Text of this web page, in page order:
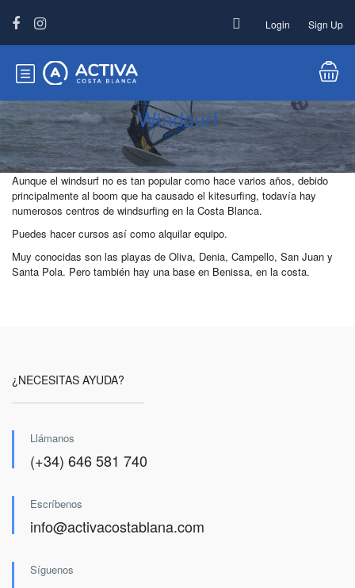
Login Sign Up
Windsurf
Aunque el windsurf no es tan popular como hace varios años, debido
principalmente al boom que ha causado el kitesurfing, todavía hay
numerosos centros de windsurfing en la Costa Blanca.
Puedes hacer cursos así como alquilar equipo.
Muy conocidas son las playas de Oliva, Denia, Campello, San Juan y
Santa Pola. Pero también hay una base en Benissa, en la costa.
¿NECESITAS AYUDA?
Llámanos
(+34) 646 581 740
Escríbenos
info@activacostablana.com
Síguenos